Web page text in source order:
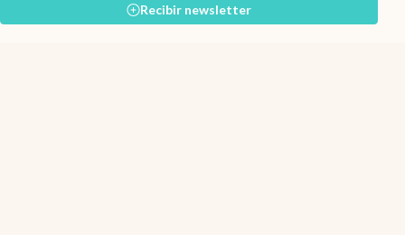
Recibir newsletter